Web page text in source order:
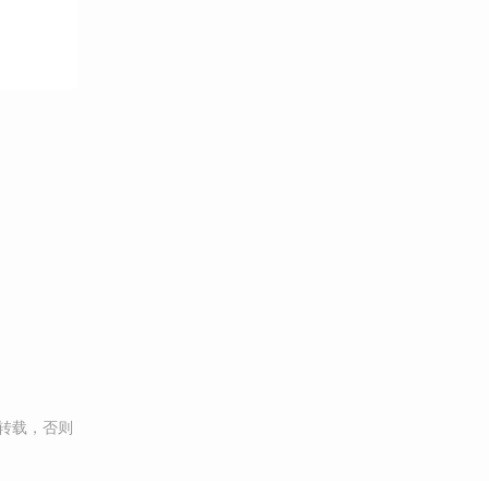
载，否则